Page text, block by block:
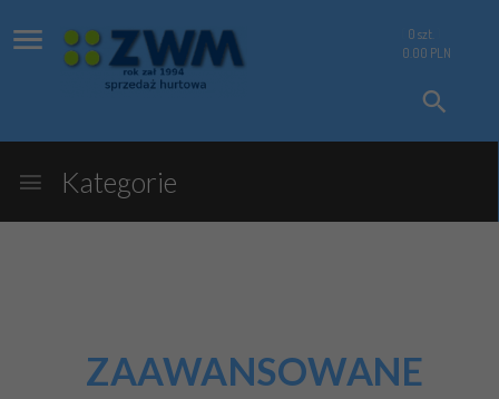
0 szt.
0.00 PLN
Kategorie
ZAAWANSOWANE